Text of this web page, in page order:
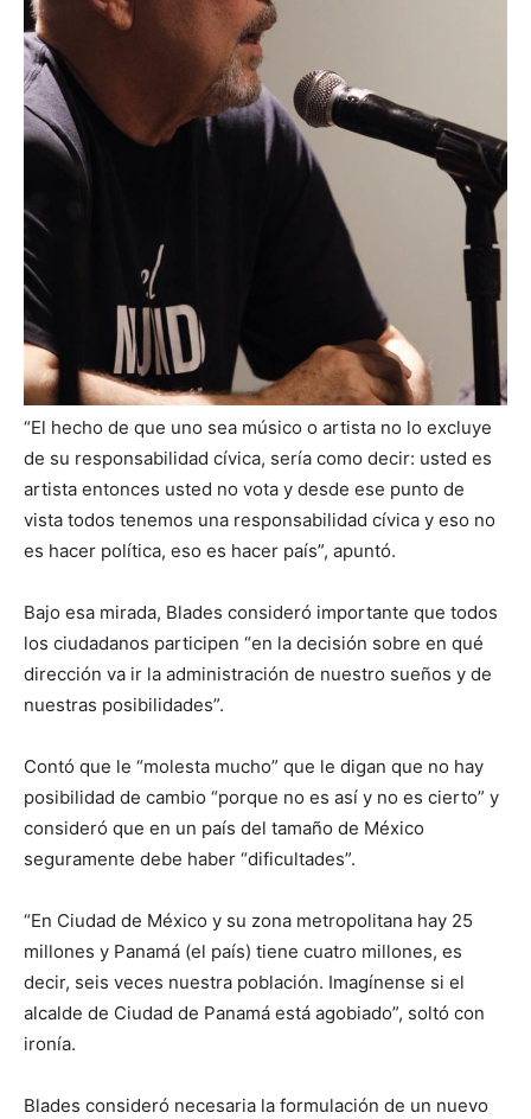
“El hecho de que uno sea músico o artista no lo excluye
de su responsabilidad cívica, sería como decir: usted es
artista entonces usted no vota y desde ese punto de
vista todos tenemos una responsabilidad cívica y eso no
es hacer política, eso es hacer país”, apuntó.
Bajo esa mirada, Blades consideró importante que todos
los ciudadanos participen “en la decisión sobre en qué
dirección va ir la administración de nuestro sueños y de
nuestras posibilidades”.
Contó que le “molesta mucho” que le digan que no hay
posibilidad de cambio “porque no es así y no es cierto” y
consideró que en un país del tamaño de México
seguramente debe haber “dificultades”.
“En Ciudad de México y su zona metropolitana hay 25
millones y Panamá (el país) tiene cuatro millones, es
decir, seis veces nuestra población. Imagínense si el
alcalde de Ciudad de Panamá está agobiado”, soltó con
ironía.
Blades consideró necesaria la formulación de un nuevo